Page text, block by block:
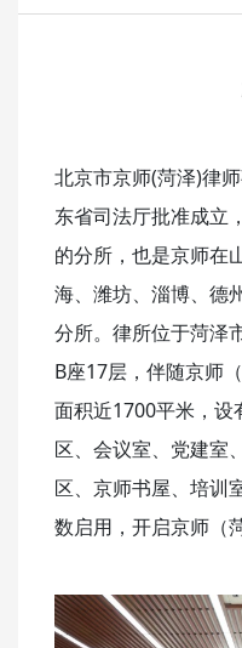
北京市京师(菏泽)律
东省司法厅批准成立
的分所，也是京师在
海、潍坊、淄博、德
分所。律所位于菏泽
B座17层，伴随京师
面积近1700平米，设
区、会议室、党建室
区、京师书屋、培训
数启用，开启京师（